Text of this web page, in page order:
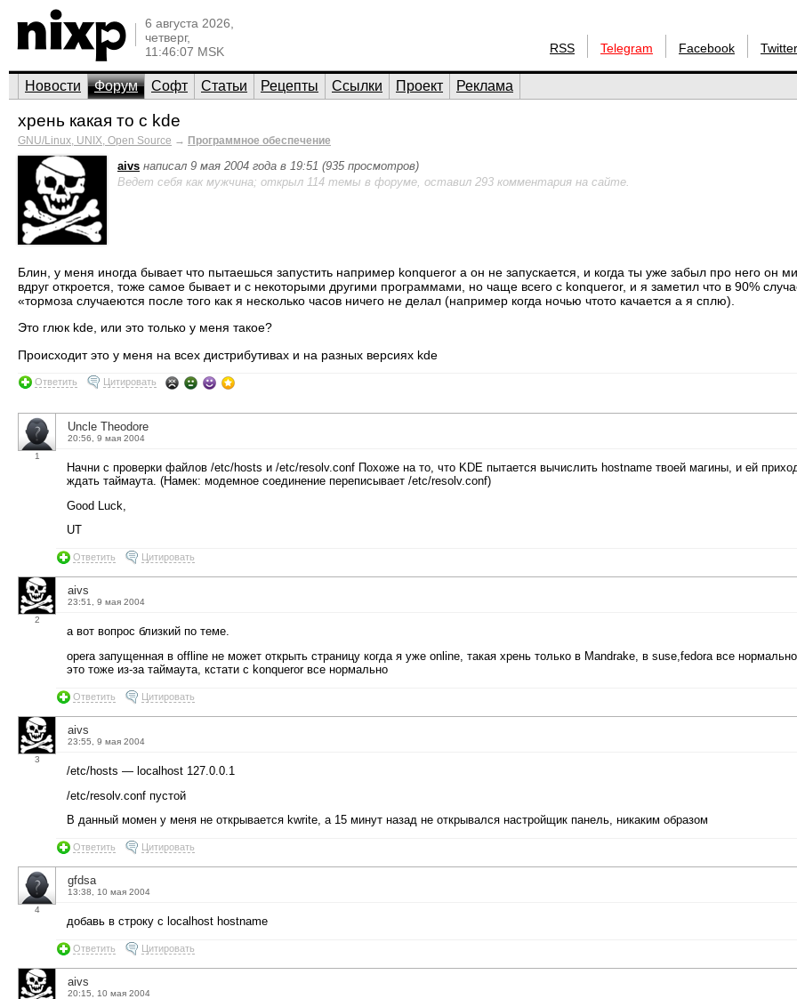
6 августа 2026,
четверг,
11:46:07 MSK
RSS Telegram Facebook Twitter
Новости Форум Софт Статьи Рецепты Ссылки Проект Реклама
хрень какая то с kde
GNU/Linux, UNIX, Open Source → Программное обеспечение
aivs написал 9 мая 2004 года в 19:51 (935 просмотров)
Ведет себя как мужчина; открыл 114 темы в форуме, оставил 293 комментария на сайте.
Блин, у меня иногда бывает что пытаешься запустить например konqueror а он не запускается, и когда ты уже забыл про него он
вдруг откроется, тоже самое бывает и с некоторыми другими программами, но чаще всего с konqueror, и я заметил что в 90%
«тормоза случаеются после того как я несколько часов ничего не делал (например когда ночью чтото качается а я сплю).
Это глюк kde, или это только у меня такое?
Происходит это у меня на всех дистрибутивах и на разных версиях kde
Ответить Цитировать
1
Uncle Theodore
20:56, 9 мая 2004
Начни с проверки файлов /etc/hosts и /etc/resolv.conf Похоже на то, что KDE пытается вычислить hostname твоей магины, и ей
ждать таймаута. (Намек: модемное соединение переписывает /etc/resolv.conf)
Good Luck,
UT
Ответить Цитировать
2
aivs
23:51, 9 мая 2004
а вот вопрос близкий по теме.
opera запущенная в offline не может открыть страницу когда я уже online, такая хрень только в Mandrake, в suse,fedora все
это тоже из-за таймаута, кстати с konqueror все нормально
Ответить Цитировать
3
aivs
23:55, 9 мая 2004
/etc/hosts — localhost 127.0.0.1
/etc/resolv.conf пустой
В данный момен у меня не открывается kwrite, а 15 минут назад не открывался настройщик панель, никаким образом
Ответить Цитировать
4
gfdsa
13:38, 10 мая 2004
добавь в строку с localhost hostname
Ответить Цитировать
aivs
20:15, 10 мая 2004